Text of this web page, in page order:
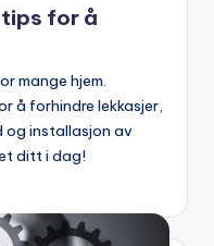
for å
mange hjem.
å forhindre lekkasjer,
og installasjon av
ditt i dag!